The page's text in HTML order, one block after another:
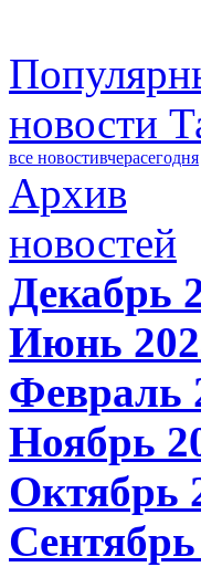
новости
все новостивчерасегодня
Архив
новостей
Декабрь
Июнь
Февраль
Ноябрь
Октябрь